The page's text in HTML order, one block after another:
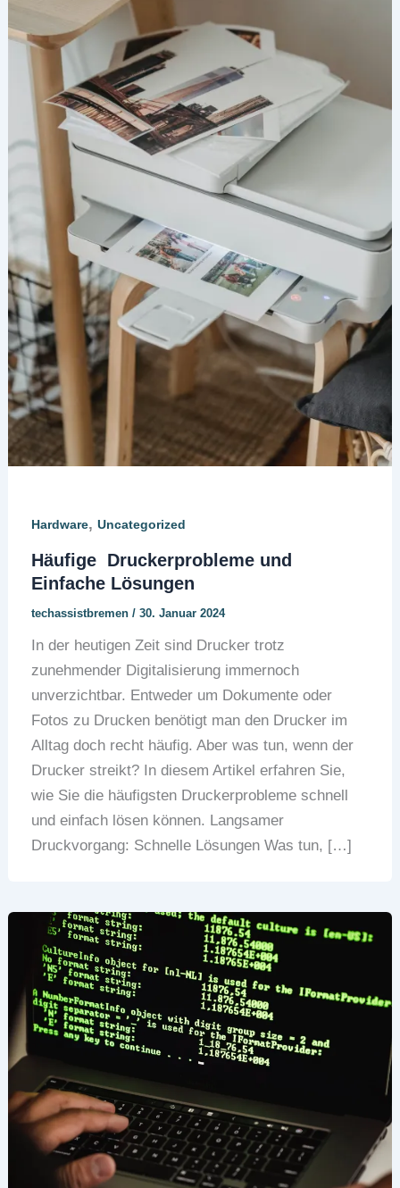
Hardware, Uncategorized
Häufige Druckerprobleme und
Einfache Lösungen
techassistbremen / 30. Januar 2024
In der heutigen Zeit sind Drucker trotz
zunehmender Digitalisierung immernoch
unverzichtbar. Entweder um Dokumente oder
Fotos zu Drucken benötigt man den Drucker im
Alltag doch recht häufig. Aber was tun, wenn der
Drucker streikt? In diesem Artikel erfahren Sie,
wie Sie die häufigsten Druckerprobleme schnell
und einfach lösen können. Langsamer
Druckvorgang: Schnelle Lösungen Was tun, […]